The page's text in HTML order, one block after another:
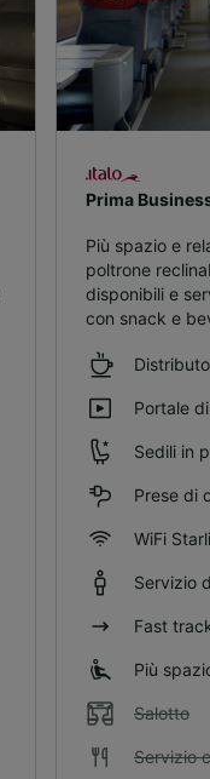
Prima​
Più spazio e
poltrone
disponibili e
con snack e
Portale
Sedili in
Prese di
WiFi
Servizio
Fast
Più
Salotto
Servizio